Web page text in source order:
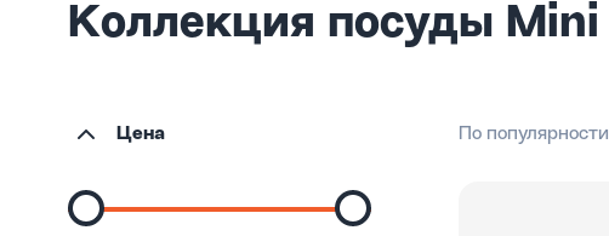
Коллекция посуды Mini
Цена По популярности